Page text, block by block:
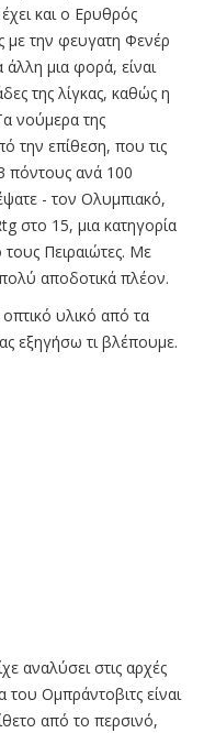
και ο Ερυθρός
με την φευγατη Φενέρ
άλλη μια φορά, είναι
της λίγκας, καθώς η
νούμερα της
την επίθεση, που τις
πόντους ανά 100
- τον Ολυμπιακό,
στο 15, μια κατηγορία
Πειραιώτες. Με
αποδοτικά πλέον.
υλικό από τα
εξηγήσω τι βλέπουμε.
αναλύσει στις αρχές
Ομπράντοβιτς είναι
από το περσινό,